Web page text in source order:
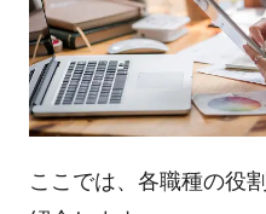
ここでは、各職種の役